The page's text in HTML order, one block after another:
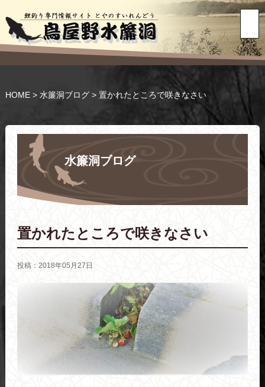
HOME> 水簾洞ブログ> 置かれたところで咲きなさい
水簾洞ブログ
置かれたところで咲きなさい
投稿：2018年05月27日